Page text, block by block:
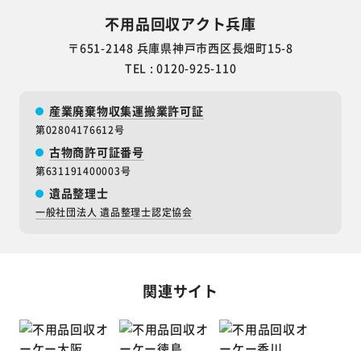
不用品回収アクト兵庫
〒651-2148 兵庫県神戸市西区長畑町15-8
TEL : 0120-925-110
産業廃棄物収集運搬業許可証
第02804176612号
古物商許可証番号
第631191400003号
遺品整理士
一般社団法人 遺品整理士認定協会
関連サイト